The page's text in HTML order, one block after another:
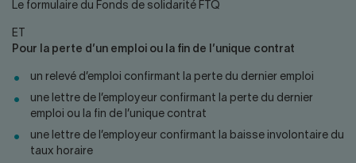
Le formulaire du Fonds de solidarité FTQ
ET
Pour la perte d’un emploi ou la fin de l’unique contrat
un relevé d’emploi confirmant la perte du dernier emploi
une lettre de l’employeur confirmant la perte du dernier
emploi ou la fin de l’unique contrat
une lettre de l’employeur confirmant la baisse involontaire du
taux horaire